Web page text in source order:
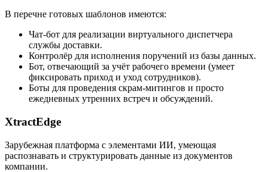
В перечне готовых шаблонов имеются:
Чат-бот для реализации виртуального диспетчера
службы доставки.
Контролёр для исполнения поручений из базы данных.
Бот, отвечающий за учёт рабочего времени (умеет
фиксировать приход и уход сотрудников).
Боты для проведения скрам-митингов и просто
ежедневных утренних встреч и обсуждений.
XtractEdge
Зарубежная платформа с элементами ИИ, умеющая
распознавать и структурировать данные из документов
компании.